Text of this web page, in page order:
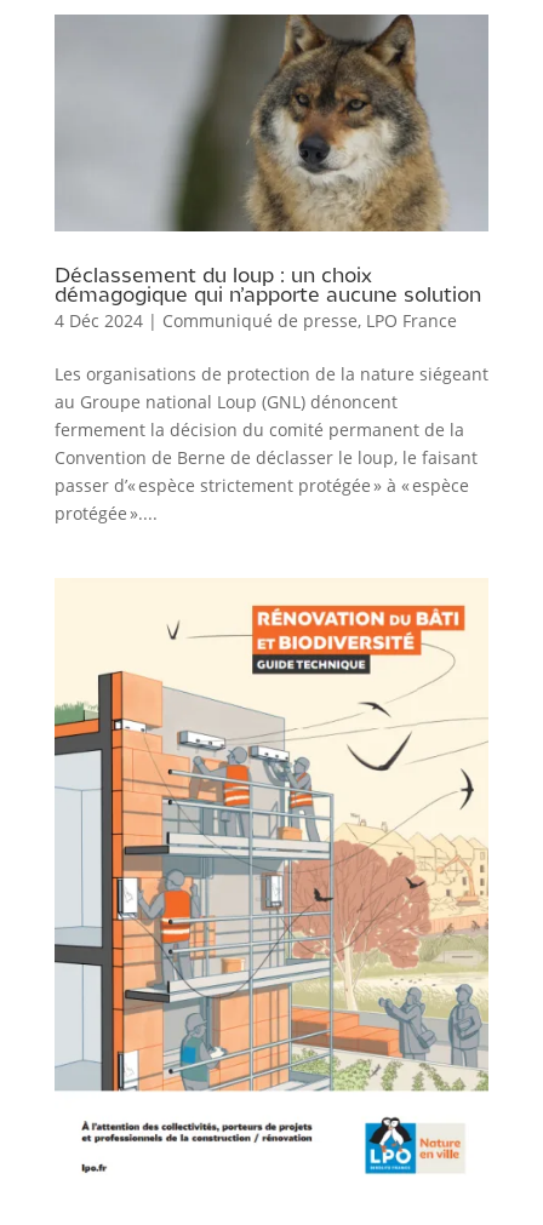
Déclassement du loup : un choix
démagogique qui n’apporte aucune solution
4 Déc 2024| Communiqué de presse, LPO France
Les organisations de protection de la nature siégeant
au Groupe national Loup (GNL) dénoncent
fermement la décision du comité permanent de la
Convention de Berne de déclasser le loup, le faisant
passer d’« espèce strictement protégée » à « espèce
protégée »....